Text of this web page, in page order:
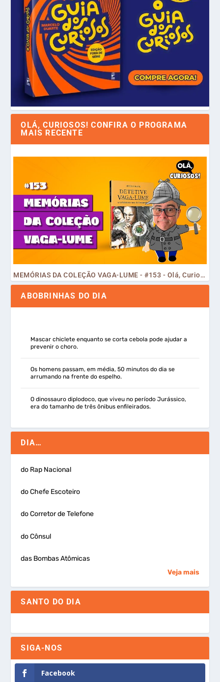
OLÁ, CURIOSOS! CONFIRA O PROGRAMA
MAIS RECENTE
MEMÓRIAS DA COLEÇÃO VAGA-LUME - #153 - Olá, Curiosos! 2023
ABOBRINHAS DO DIA
Mascar chiclete enquanto se corta cebola pode ajudar a
prevenir o choro.
Os homens passam, em média, 50 minutos do dia se
arrumando na frente do espelho.
O dinossauro diplodoco, que viveu no período Jurássico,
era do tamanho de três ônibus enfileirados.
DIA…
do Rap Nacional
do Chefe Escoteiro
do Corretor de Telefone
do Cônsul
das Bombas Atômicas
Veja mais
SANTO DO DIA
SIGA-NOS
Facebook